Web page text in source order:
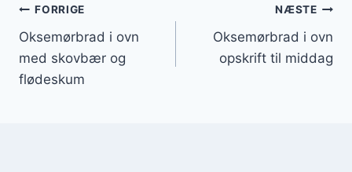
Indlægsnavigation
FORRIGE
Oksemørbrad i ovn
med skovbær og
flødeskum
NÆSTE
Oksemørbrad i ovn
opskrift til middag